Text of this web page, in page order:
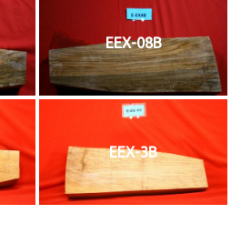
EEX-08B
EEX-3B